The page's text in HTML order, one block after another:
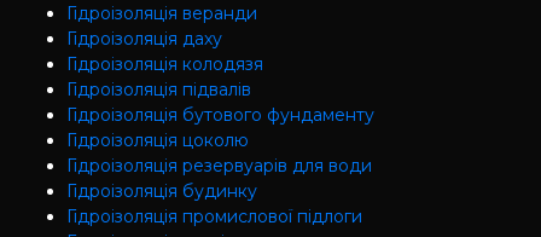
Гідроізоляція веранди
Гідроізоляція даху
Гідроізоляція колодязя
Гідроізоляція підвалів
Гідроізоляція бутового фундаменту
Гідроізоляція цоколю
Гідроізоляція резервуарів для води
Гідроізоляція будинку
Гідроізоляція промислової підлоги